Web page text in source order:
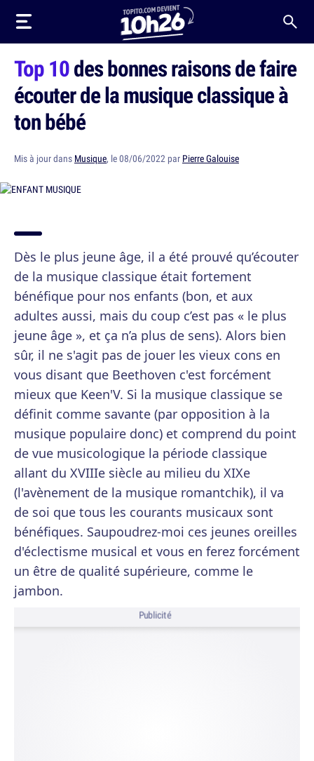
Top 10des bonnes raisons de faire
écouter de la musique classique à
ton bébé
Mis à jour dans Musique, le 08/06/2022 par Pierre Galouise
Dès le plus jeune âge, il a été prouvé qu’écouter
de la musique classique était fortement
bénéfique pour nos enfants (bon, et aux
adultes aussi, mais du coup c’est pas « le plus
jeune âge », et ça n’a plus de sens). Alors bien
sûr, il ne s'agit pas de jouer les vieux cons en
vous disant que Beethoven c'est forcément
mieux que Keen'V. Si la musique classique se
définit comme savante (par opposition à la
musique populaire donc) et comprend du point
de vue musicologique la période classique
allant du XVIIIe siècle au milieu du XIXe
(l'avènement de la musique romantchik), il va
de soi que tous les courants musicaux sont
bénéfiques. Saupoudrez-moi ces jeunes oreilles
d'éclectisme musical et vous en ferez forcément
un être de qualité supérieure, comme le
jambon.
Publicité